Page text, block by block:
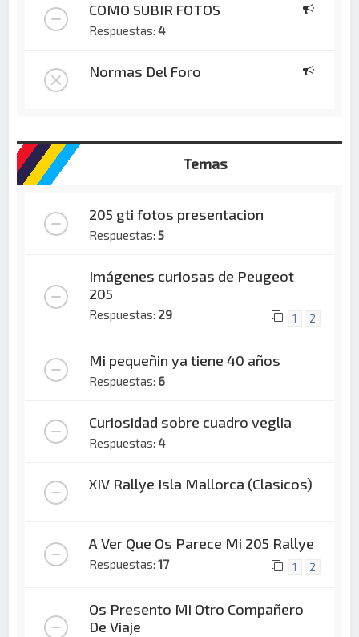
COMO SUBIR FOTOS
Respuestas:4
Normas Del Foro
Temas
205 gti fotos presentacion
Respuestas:5
Imágenes curiosas de Peugeot
205
Respuestas: 29 1 2
Mi pequeñin ya tiene 40 años
Respuestas: 6
Curiosidad sobre cuadro veglia
Respuestas:4
XIV Rallye Isla Mallorca (Clasicos)
A Ver Que Os Parece Mi 205 Rallye
Respuestas:17 1 2
Os Presento Mi Otro Compañero
De Viaje